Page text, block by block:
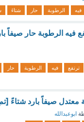
فيه الرطوبة حار شتاءَ
فيه الرطوبة حار
ترتفع فيه الرطوبة حار
معتدل صيفاً بارد شتاءً
ابوعبدالله